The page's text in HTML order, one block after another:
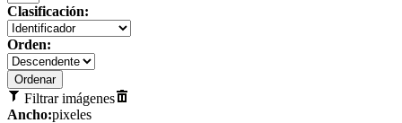
Clasificación:
Orden:
Filtrar imágenes
Ancho:pixeles